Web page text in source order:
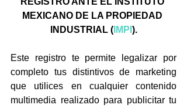
MEXICANO DE LA PROPIEDAD
INDUSTRIAL (IMPI ).
Este registro te permite legalizar por
completo tus distintivos de marketing
que utilices en cualquier contenido
multimedia realizado para publicitar tu